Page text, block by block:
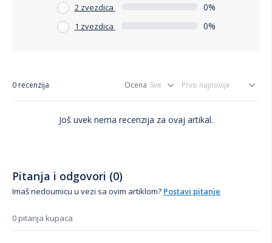
2 zvezdica 0%
1 zvezdica 0%
0 recenzija Ocena
Još uvek nema recenzija za ovaj artikal.
Pitanja i odgovori (0)
Imaš nedoumicu u vezi sa ovim artiklom? Postavi pitanje
0 pitanja kupaca